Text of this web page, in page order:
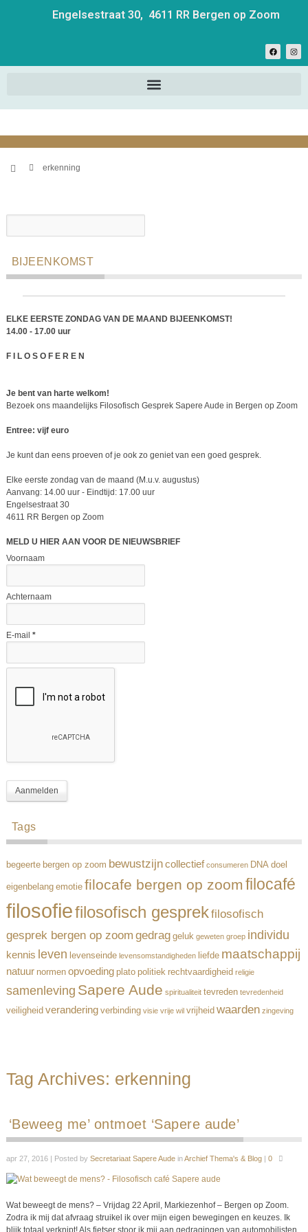
Engelsestraat 30, 4611 RR Bergen op Zoom
erkenning
BIJEENKOMST
ELKE EERSTE ZONDAG VAN DE MAAND BIJEENKOMST!
14.00 - 17.00 uur
F I L O S O F E R E N
Je bent van harte welkom!
Bezoek ons maandelijks Filosofisch Gesprek Sapere Aude in Bergen op Zoom
Entree: vijf euro
Je kunt dan eens proeven of je ook zo geniet van een goed gesprek.
Elke eerste zondag van de maand (M.u.v. augustus)
Aanvang: 14.00 uur - Eindtijd: 17.00 uur
Engelsestraat 30
4611 RR Bergen op Zoom
MELD U HIER AAN VOOR DE NIEUWSBRIEF
Voornaam
Achternaam
E-mail *
Tags
begeerte bergen op zoom bewustzijncollectief consumeren DNA doel
eigenbelang emotie filocafe bergen op zoom filocafé
filosofiefilosofisch gesprekfilosofisch
gesprek bergen op zoom gedrag geluk geweten groep individu
kennis leven levenseinde levensomstandigheden liefde maatschappij
natuur normen opvoeding plato politiek rechtvaardigheid religie
samenleving Sapere Aude spiritualiteit tevreden tevredenheid
veiligheid verandering verbinding visie vrije wil vrijheid waarden zingeving
Tag Archives: erkenning
‘Beweeg me’ ontmoet ‘Sapere aude’
apr 27, 2016 | Posted by Secretariaat Sapere AudeinArchief Thema's & Blog| 0
Wat beweegt de mens? – Vrijdag 22 April, Markiezenhof – Bergen op Zoom.
Zodra ik mij dat afvraag struikel ik over mijn eigen bewegingen en keuzes. Ik
blijk totaal verknipt! Als fietser stoor ik mij aan gedragingen van automobilisten.